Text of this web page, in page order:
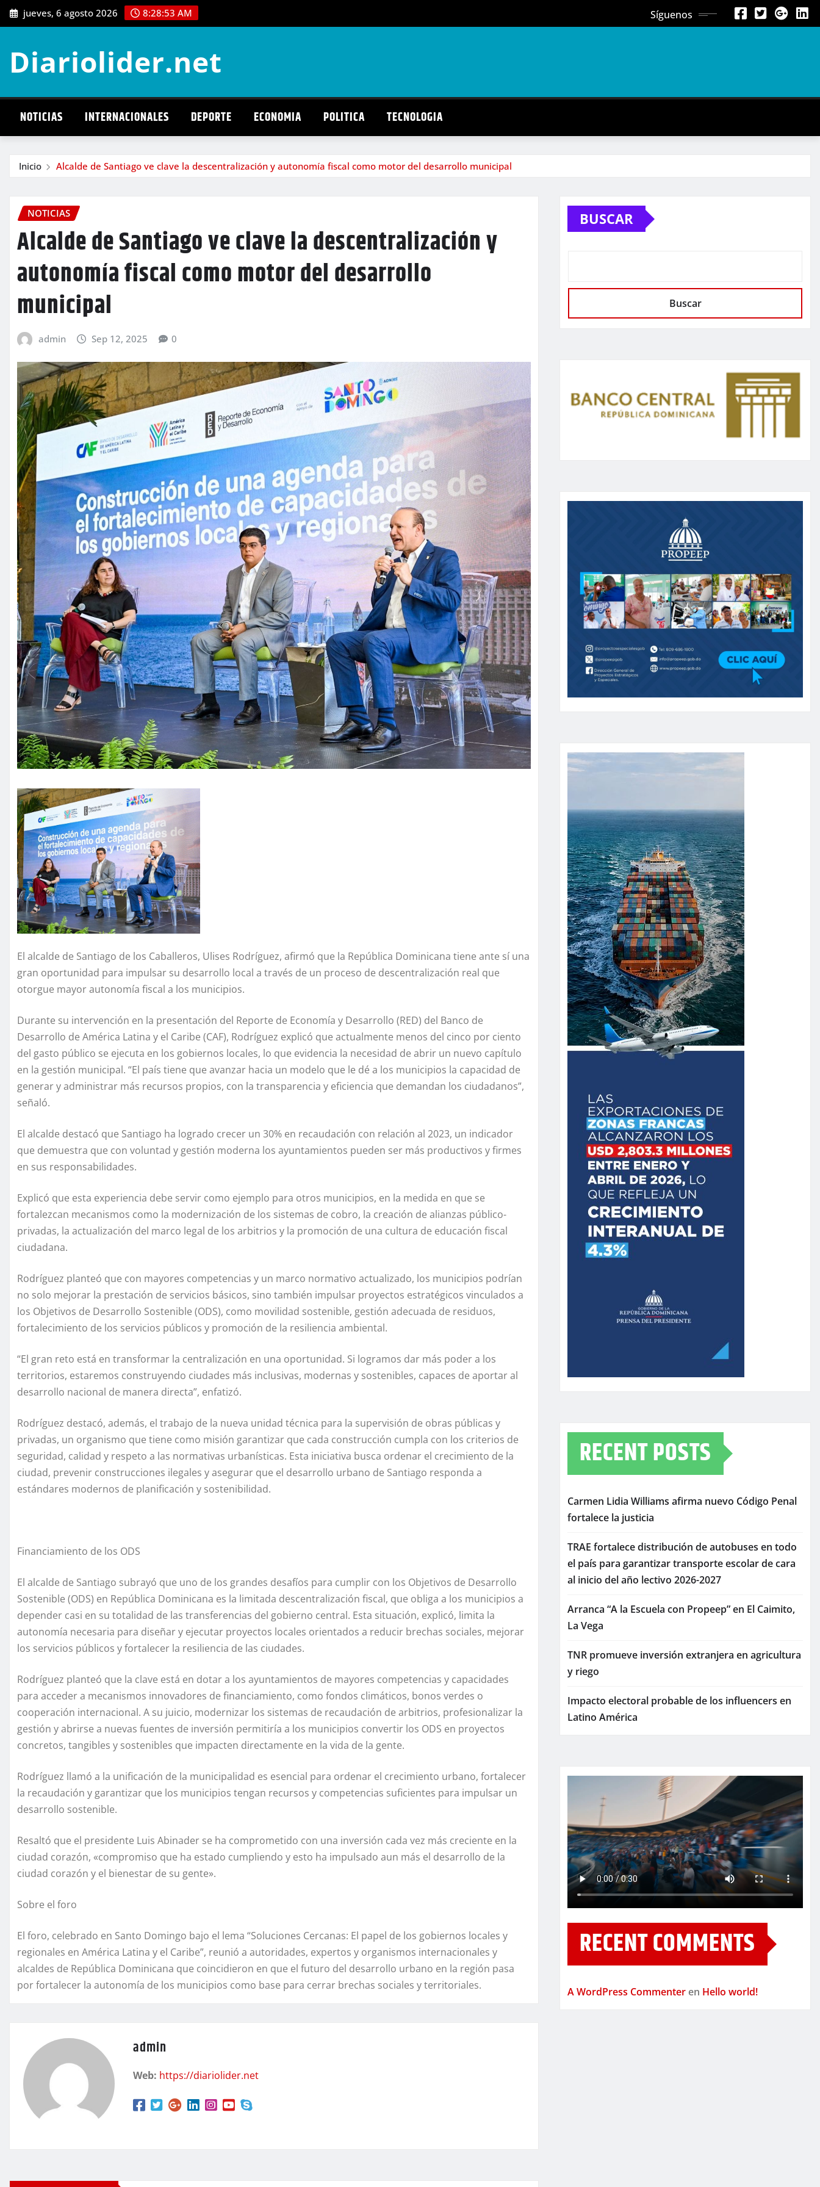
Saltar
al
jueves, 6 agosto 2026 8:28:55 AM Síguenos
Diariolider.net
NOTICIAS INTERNACIONALES DEPORTE ECONOMIA POLITICA TECNOLOGIA
Inicio Alcalde de Santiago ve clave la descentralización y autonomía fiscal como motor del desarrollo municipal
NOTICIAS
Alcalde de Santiago ve clave la descentralización y
autonomía fiscal como motor del desarrollo
municipal
admin Sep 12, 2025 0
El alcalde de Santiago de los Caballeros, Ulises Rodríguez, afirmó que la República Dominicana tiene ante sí una
gran oportunidad para impulsar su desarrollo local a través de un proceso de descentralización real que
otorgue mayor autonomía fiscal a los municipios.
Durante su intervención en la presentación del Reporte de Economía y Desarrollo (RED) del Banco de
Desarrollo de América Latina y el Caribe (CAF), Rodríguez explicó que actualmente menos del cinco por ciento
del gasto público se ejecuta en los gobiernos locales, lo que evidencia la necesidad de abrir un nuevo capítulo
en la gestión municipal. “El país tiene que avanzar hacia un modelo que le dé a los municipios la capacidad de
generar y administrar más recursos propios, con la transparencia y eficiencia que demandan los ciudadanos”,
señaló.
El alcalde destacó que Santiago ha logrado crecer un 30% en recaudación con relación al 2023, un indicador
que demuestra que con voluntad y gestión moderna los ayuntamientos pueden ser más productivos y firmes
en sus responsabilidades.
Explicó que esta experiencia debe servir como ejemplo para otros municipios, en la medida en que se
fortalezcan mecanismos como la modernización de los sistemas de cobro, la creación de alianzas público-
privadas, la actualización del marco legal de los arbitrios y la promoción de una cultura de educación fiscal
ciudadana.
Rodríguez planteó que con mayores competencias y un marco normativo actualizado, los municipios podrían
no solo mejorar la prestación de servicios básicos, sino también impulsar proyectos estratégicos vinculados a
los Objetivos de Desarrollo Sostenible (ODS), como movilidad sostenible, gestión adecuada de residuos,
fortalecimiento de los servicios públicos y promoción de la resiliencia ambiental.
“El gran reto está en transformar la centralización en una oportunidad. Si logramos dar más poder a los
territorios, estaremos construyendo ciudades más inclusivas, modernas y sostenibles, capaces de aportar al
desarrollo nacional de manera directa”, enfatizó.
Rodríguez destacó, además, el trabajo de la nueva unidad técnica para la supervisión de obras públicas y
privadas, un organismo que tiene como misión garantizar que cada construcción cumpla con los criterios de
seguridad, calidad y respeto a las normativas urbanísticas. Esta iniciativa busca ordenar el crecimiento de la
ciudad, prevenir construcciones ilegales y asegurar que el desarrollo urbano de Santiago responda a
estándares modernos de planificación y sostenibilidad.
Financiamiento de los ODS
El alcalde de Santiago subrayó que uno de los grandes desafíos para cumplir con los Objetivos de Desarrollo
Sostenible (ODS) en República Dominicana es la limitada descentralización fiscal, que obliga a los municipios a
depender casi en su totalidad de las transferencias del gobierno central. Esta situación, explicó, limita la
autonomía necesaria para diseñar y ejecutar proyectos locales orientados a reducir brechas sociales, mejorar
los servicios públicos y fortalecer la resiliencia de las ciudades.
Rodríguez planteó que la clave está en dotar a los ayuntamientos de mayores competencias y capacidades
para acceder a mecanismos innovadores de financiamiento, como fondos climáticos, bonos verdes o
cooperación internacional. A su juicio, modernizar los sistemas de recaudación de arbitrios, profesionalizar la
gestión y abrirse a nuevas fuentes de inversión permitiría a los municipios convertir los ODS en proyectos
concretos, tangibles y sostenibles que impacten directamente en la vida de la gente.
Rodríguez llamó a la unificación de la municipalidad es esencial para ordenar el crecimiento urbano, fortalecer
la recaudación y garantizar que los municipios tengan recursos y competencias suficientes para impulsar un
desarrollo sostenible.
Resaltó que el presidente Luis Abinader se ha comprometido con una inversión cada vez más creciente en la
ciudad corazón, «compromiso que ha estado cumpliendo y esto ha impulsado aun más el desarrollo de la
ciudad corazón y el bienestar de su gente».
Sobre el foro
El foro, celebrado en Santo Domingo bajo el lema “Soluciones Cercanas: El papel de los gobiernos locales y
regionales en América Latina y el Caribe”, reunió a autoridades, expertos y organismos internacionales y
alcaldes de República Dominicana que coincidieron en que el futuro del desarrollo urbano en la región pasa
por fortalecer la autonomía de los municipios como base para cerrar brechas sociales y territoriales.
admin
Web: https://diariolider.net
BUSCAR
Buscar
RECENT POSTS
Carmen Lidia Williams afirma nuevo Código Penal
fortalece la justicia
TRAE fortalece distribución de autobuses en todo
el país para garantizar transporte escolar de cara
al inicio del año lectivo 2026-2027
Arranca “A la Escuela con Propeep” en El Caimito,
La Vega
TNR promueve inversión extranjera en agricultura
y riego
Impacto electoral probable de los influencers en
Latino América
RECENT COMMENTS
A WordPress Commenter en Hello world!